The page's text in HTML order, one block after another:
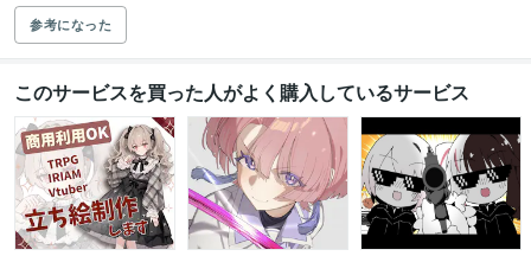
参考になった
このサービスを買った人がよく購入しているサービス